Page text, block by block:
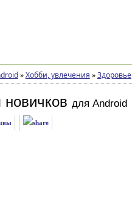
»Хобби, увлечения »Здоровье
новичков для Android